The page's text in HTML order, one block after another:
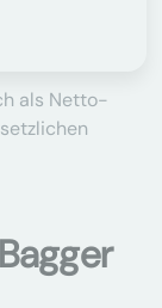
als Netto-